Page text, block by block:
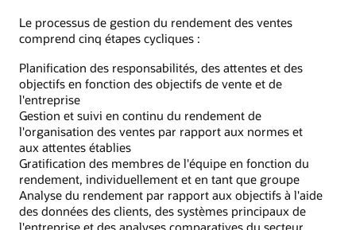
Le processus de gestion du rendement des ventes
comprend cinq étapes cycliques :
Planification des responsabilités, des attentes et des
objectifs en fonction des objectifs de vente et de
l'entreprise
Gestion et suivi en continu du rendement de
l'organisation des ventes par rapport aux normes et
aux attentes établies
Gratification des membres de l'équipe en fonction du
rendement, individuellement et en tant que groupe
Analyse du rendement par rapport aux objectifs à l'aide
des données des clients, des systèmes principaux de
l'entreprise et des analyses comparatives du secteur